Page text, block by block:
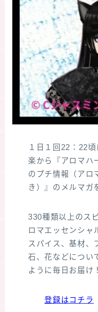
１日１回22：22
楽から『アロマハ
のプチ情報（アロ
き）』のメルマガ
330種類以上のス
ロマエッセンシャ
スパイス、基材、
石、花などについ
ように毎日お届け！
登録はコチラ